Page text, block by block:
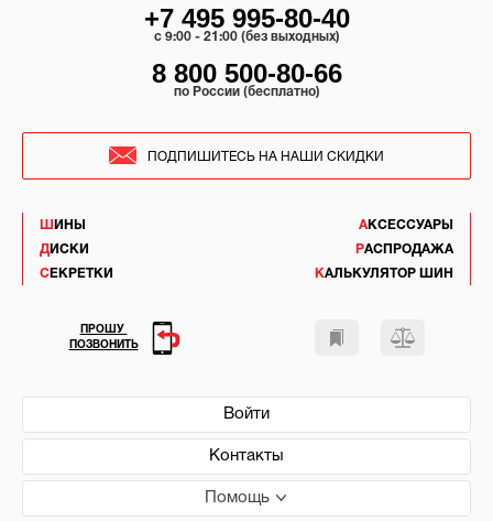
ШИНЫ
ДИСКИ
СЕКРЕТКИ
АКСЕССУАРЫ
РАСПРОДАЖА
КАЛЬКУЛЯТОР ШИН
Войти
Контакты
Помощь
+7 495 995-80-40
c 9:00 - 21:00 (без выходных)
8 800 500-80-66
по России (бесплатно)
ПОДПИШИТЕСЬ НА НАШИ СКИДКИ
ПРОШУ
ПОЗВОНИТЬ